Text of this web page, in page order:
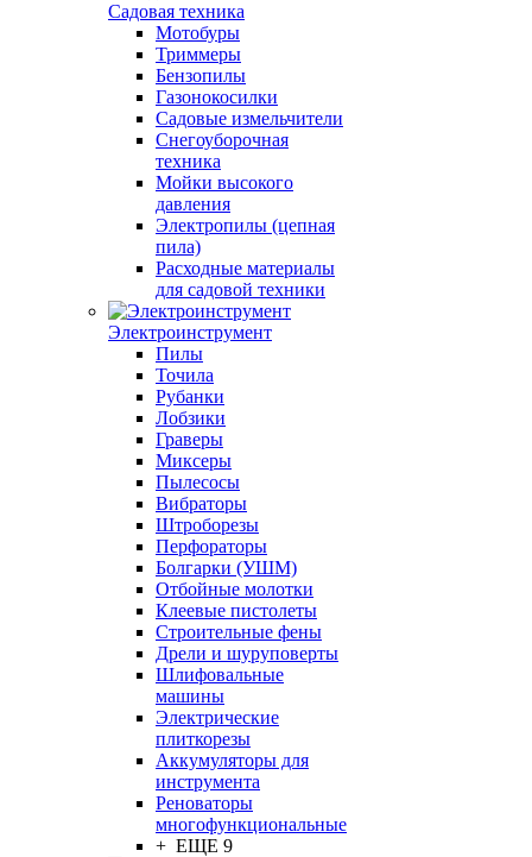
Садовая техника
Мотобуры
Триммеры
Бензопилы
Газонокосилки
Садовые измельчители
Снегоуборочная
техника
Мойки высокого
давления
Электропилы (цепная
пила)
Расходные материалы
для садовой техники
Электроинструмент
Пилы
Точила
Рубанки
Лобзики
Граверы
Миксеры
Пылесосы
Вибраторы
Штроборезы
Перфораторы
Болгарки (УШМ)
Отбойные молотки
Клеевые пистолеты
Строительные фены
Дрели и шуруповерты
Шлифовальные
машины
Электрические
плиткорезы
Аккумуляторы для
инструмента
Реноваторы
многофункциональные
+ ЕЩЕ 9